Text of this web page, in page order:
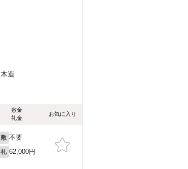
木造
敷金
礼金
お気に入り
敷 不要
礼 62,000円